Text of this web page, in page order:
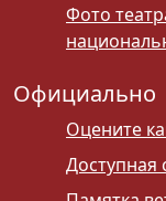
Фото
Официально
Оцените
Доступная